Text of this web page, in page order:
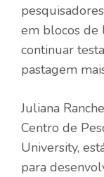
em blocos de
continuar
pastagem
Juliana
Centro de
University,
para